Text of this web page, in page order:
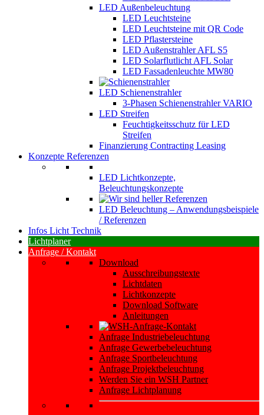
LED Außenbeleuchtung
LED Leuchtsteine
LED Leuchtsteine mit QR Code
LED Pflastersteine
LED Außenstrahler AFL S5
LED Solarflutlicht AFL Solar
LED Fassadenleuchte MW80
LED Schienenstrahler
3-Phasen Schienenstrahler VARIO
LED Streifen
Feuchtigkeitsschutz für LED
Streifen
Finanzierung Contracting Leasing
Konzepte Referenzen
LED Lichtkonzepte,
Beleuchtungskonzepte
LED Beleuchtung – Anwendungsbeispiele
/ Referenzen
Infos Licht Technik
Lichtplaner
Anfrage / Kontakt
Download
Ausschreibungstexte
Lichtdaten
Lichtkonzepte
Download Software
Anleitungen
Anfrage Industriebeleuchtung
Anfrage Gewerbebeleuchtung
Anfrage Sportbeleuchtung
Anfrage Projektbeleuchtung
Werden Sie ein WSH Partner
Anfrage Lichtplanung